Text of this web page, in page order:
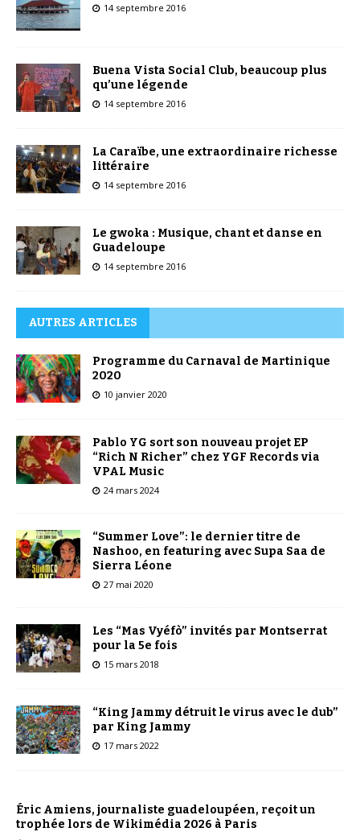
14 septembre 2016
Buena Vista Social Club, beaucoup plus
qu’une légende
14 septembre 2016
La Caraïbe, une extraordinaire richesse
littéraire
14 septembre 2016
Le gwoka : Musique, chant et danse en
Guadeloupe
14 septembre 2016
AUTRES ARTICLES
Programme du Carnaval de Martinique
2020
10 janvier 2020
Pablo YG sort son nouveau projet EP
“Rich N Richer” chez YGF Records via
VPAL Music
24 mars 2024
“Summer Love”: le dernier titre de
Nashoo, en featuring avec Supa Saa de
Sierra Léone
27 mai 2020
Les “Mas Vyéfò” invités par Montserrat
pour la 5e fois
15 mars 2018
“King Jammy détruit le virus avec le dub”
par King Jammy
17 mars 2022
Éric Amiens, journaliste guadeloupéen, reçoit un
trophée lors de Wikimédia 2026 à Paris